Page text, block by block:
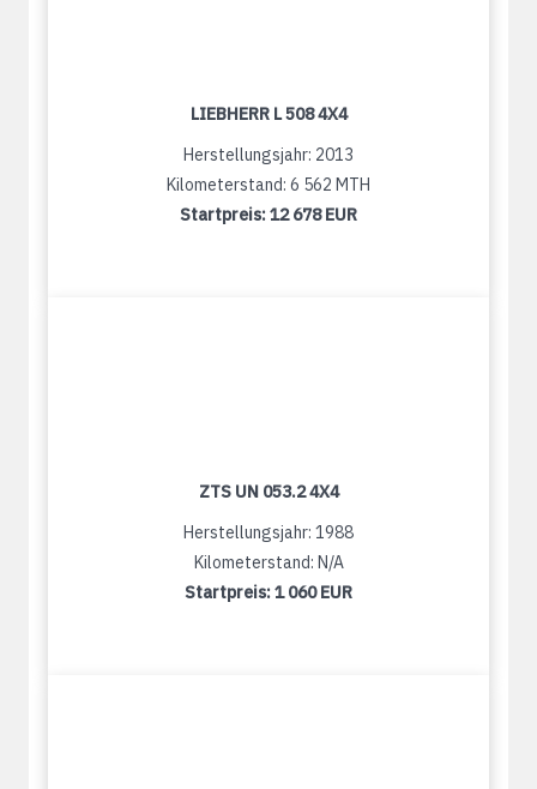
LIEBHERR L 508 4X4
Herstellungsjahr: 2013
Kilometerstand: 6 562 MTH
Startpreis:12 678 EUR
ZTS UN 053.2 4X4
Herstellungsjahr: 1988
Kilometerstand: N/A
Startpreis:1 060 EUR